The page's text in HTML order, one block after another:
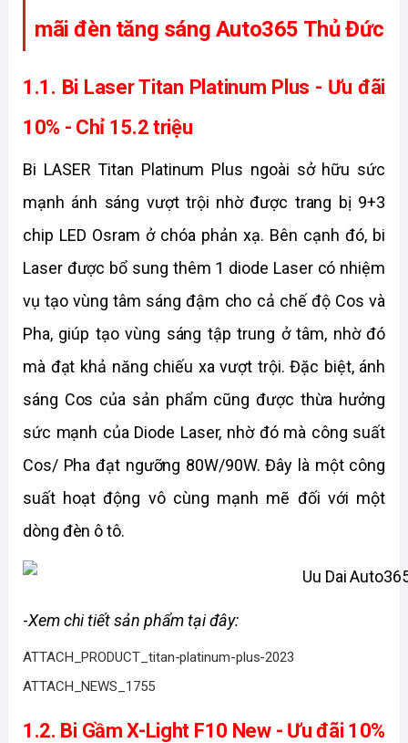
mãi đèn tăng sáng Auto365 Thủ Đức
1.1. Bi Laser Titan Platinum Plus - Ưu đãi
10% - Chỉ 15.2 triệu
Bi LASER Titan Platinum Plus ngoài sở hữu sức
mạnh ánh sáng vượt trội nhờ được trang bị 9+3
chip LED Osram ở chóa phản xạ. Bên cạnh đó, bi
Laser được bổ sung thêm 1 diode Laser có nhiệm
vụ tạo vùng tâm sáng đậm cho cả chế độ Cos và
Pha, giúp tạo vùng sáng tập trung ở tâm, nhờ đó
mà đạt khả năng chiếu xa vượt trội. Đặc biệt, ánh
sáng Cos của sản phẩm cũng được thừa hưởng
sức mạnh của Diode Laser, nhờ đó mà công suất
Cos/ Pha đạt ngưỡng 80W/90W. Đây là một công
suất hoạt động vô cùng mạnh mẽ đối với một
dòng đèn ô tô.
-Xem chi tiết sản phẩm tại đây:
ATTACH_PRODUCT_titan-platinum-plus-2023
ATTACH_NEWS_1755
1.2. Bi Gầm X-Light F10 New - Ưu đãi 10%